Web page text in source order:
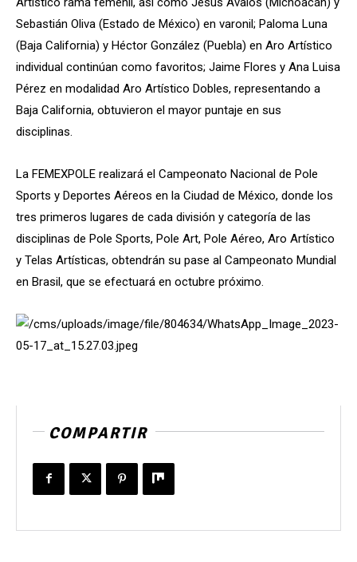
Sebastián Oliva (Estado de México) en varonil; Paloma Luna
(Baja California) y Héctor González (Puebla) en Aro Artístico
individual continúan como favoritos; Jaime Flores y Ana Luisa
Pérez en modalidad Aro Artístico Dobles, representando a
Baja California, obtuvieron el mayor puntaje en sus
disciplinas.
La FEMEXPOLE realizará el Campeonato Nacional de Pole
Sports y Deportes Aéreos en la Ciudad de México, donde los
tres primeros lugares de cada división y categoría de las
disciplinas de Pole Sports, Pole Art, Pole Aéreo, Aro Artístico
y Telas Artísticas, obtendrán su pase al Campeonato Mundial
en Brasil, que se efectuará en octubre próximo.
COMPARTIR